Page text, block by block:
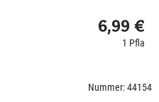
6,99 €
1 Pfla
Nummer: 44154